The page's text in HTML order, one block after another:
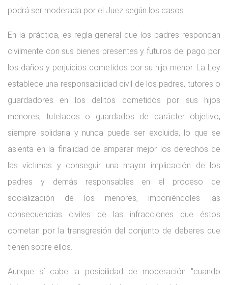
podrá ser moderada por el Juez según los casos.
En la práctica, es regla general que los padres respondan
civilmente con sus bienes presentes y futuros del pago por
los daños y perjuicios cometidos por su hijo menor. La Ley
establece una responsabilidad civil de los padres, tutores o
guardadores en los delitos cometidos por sus hijos
menores, tutelados o guardados de carácter objetivo,
siempre solidaria y nunca puede ser excluida, lo que se
asienta en la finalidad de amparar mejor los derechos de
las víctimas y conseguir una mayor implicación de los
padres y demás responsables en el proceso de
socialización de los menores, imponiéndoles las
consecuencias civiles de las infracciones que éstos
cometan por la transgresión del conjunto de deberes que
tienen sobre ellos.
Aunque sí cabe la posibilidad de moderación "cuando